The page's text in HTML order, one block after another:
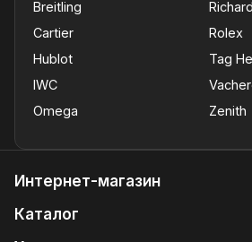
Breitling
Cartier
Hublot
IWC
Omega
Rolex
Tag
Zenith
Интернет-магазин
Каталог